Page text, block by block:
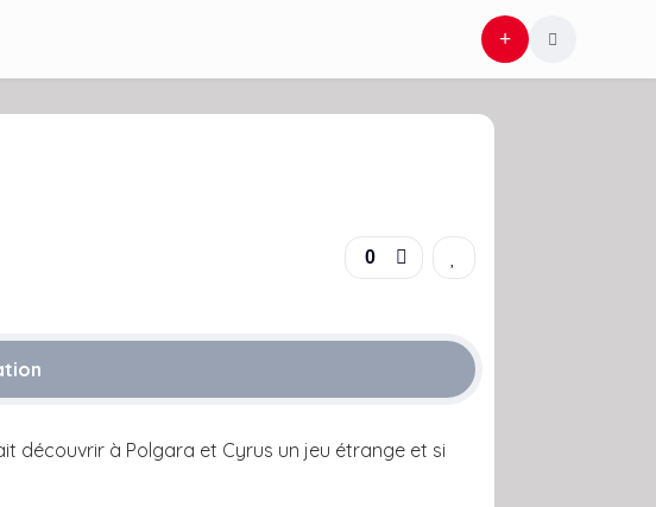
0
découvrir à Polgara et Cyrus un jeu étrange et si